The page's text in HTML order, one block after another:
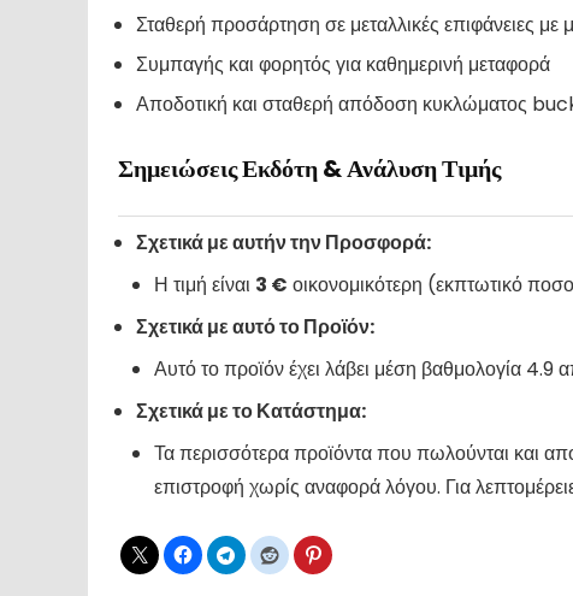
Σταθερή προσάρτηση σε μεταλλικές επιφάνειες με
Συμπαγής και φορητός για καθημερινή μεταφορά
Αποδοτική και σταθερή απόδοση κυκλώματος
Σημειώσεις Εκδότη & Ανάλυση Τιμής
Σχετικά με αυτήν την Προσφορά:
Η τιμή είναι 3 € οικονομικότερη (εκπτωτικό
Σχετικά με αυτό το Προϊόν:
Αυτό το προϊόν έχει λάβει μέση βαθμολογία 4.9
Σχετικά με το Κατάστημα:
Τα περισσότερα προϊόντα που πωλούνται και
επιστροφή χωρίς αναφορά λόγου. Για